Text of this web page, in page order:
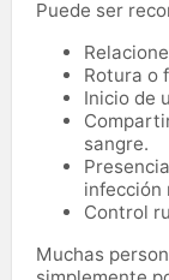
Puede ser
Rotura o
Inicio de
sangre.
infección
Control
Muchas